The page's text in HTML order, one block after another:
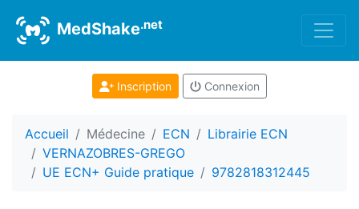
MedShake.net
Inscription Connexion
Accueil Médecine ECN
Librairie ECN
VERNAZOBRES-GREGO
UE ECN+ Guide pratique
9782818312445